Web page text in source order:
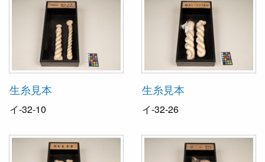
生糸見本
イ-32-10
生糸見本
イ-32-26